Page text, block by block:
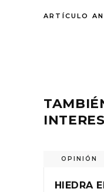
ARTÍCULO
OPINIÓN
HIEDRA